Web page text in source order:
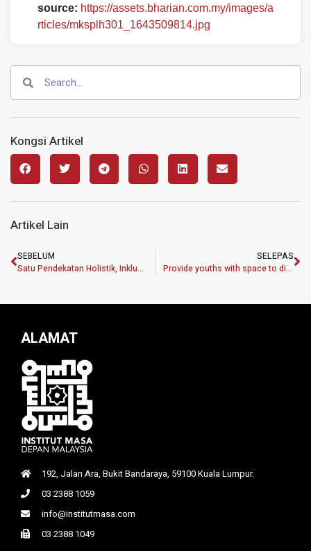
source: https://assets.bharian.com.my/images/a
rticles/mksplh301_1643509814.jpg
Kongsi Artikel
Artikel Lain
SEBELUM
Satu Pendekatan Holistik, Inklusif Perlu Dirangka Bagi Pendidikan Pasca Pandemik – MASA
SELEPAS
Provide youths with space to discuss issues objectively
ALAMAT
192, Jalan Ara, Bukit Bandaraya, 59100 Kuala Lumpur.
03 2388 1059
info@institutmasa.com
03 2388 1049